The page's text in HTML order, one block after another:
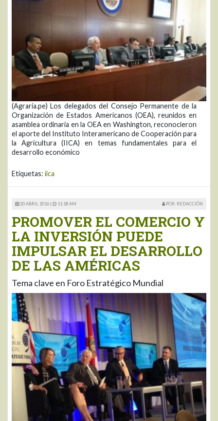
(Agraria.pe) Los delegados del Consejo Permanente de la
Organización de Estados Americanos (OEA), reunidos en
asamblea ordinaria en la OEA en Washington, reconocieron
el aporte del Instituto Interamericano de Cooperación para
la Agricultura (IICA) en temas fundamentales para el
desarrollo económico
Etiquetas: iica
20 ABRIL 2016 | 11:18 AM POR: REDACCIÓN
PROMOVER EL COMERCIO Y
LA INVERSIÓN PUEDE
IMPULSAR EL DESARROLLO
DE LAS AMÉRICAS
Tema clave en Foro Estratégico Mundial